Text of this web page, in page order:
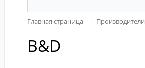
Главная страница Производители
B&D